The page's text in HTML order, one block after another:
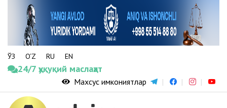
ЎЗ O‘Z RU EN
24/7 ҳуқуқий маслаҳат
Махсус имкониятлар